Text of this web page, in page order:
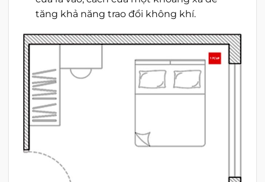
tăng khả năng trao đổi không khí.